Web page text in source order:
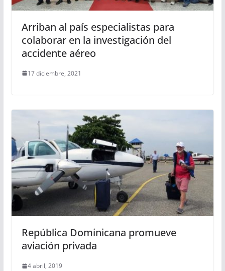
Arriban al país especialistas para
colaborar en la investigación del
accidente aéreo
17 diciembre, 2021
República Dominicana promueve
aviación privada
4 abril, 2019